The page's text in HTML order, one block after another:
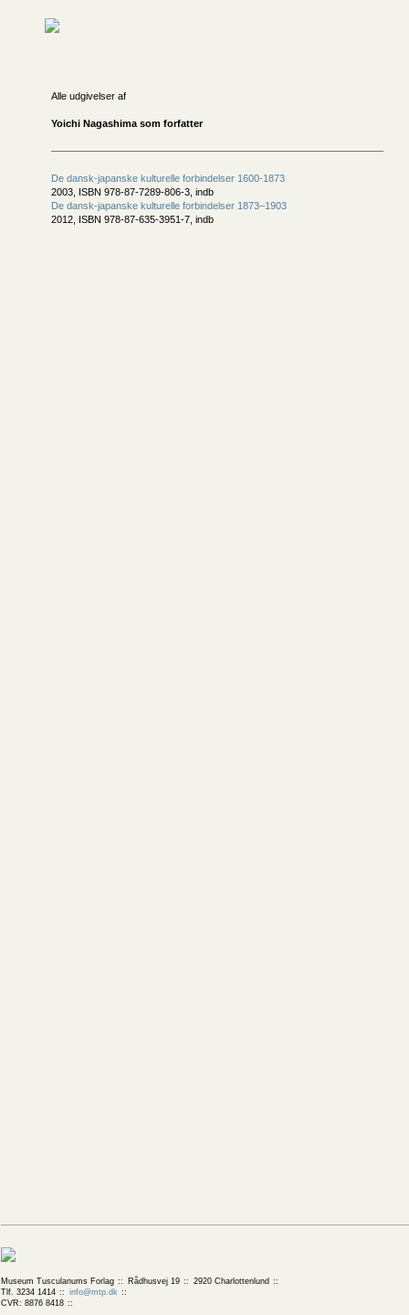
Alle udgivelser af
Yoichi Nagashima som forfatter
De dansk-japanske kulturelle forbindelser 1600-1873
2003, ISBN 978-87-7289-806-3, indb
De dansk-japanske kulturelle forbindelser 1873–1903
2012, ISBN 978-87-635-3951-7, indb
Museum Tusculanums Forlag Rådhusvej 19
2920 Charlottenlund
Tlf. 3234 1414
info@mtp.dk
CVR: 8876 8418